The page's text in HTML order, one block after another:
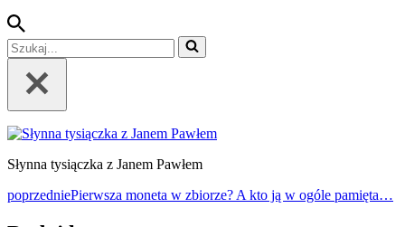
Szukaj...
Słynna tysiączka z Janem Pawłem
poprzedniePierwsza moneta w zbiorze? A kto ją w ogóle pamięta…